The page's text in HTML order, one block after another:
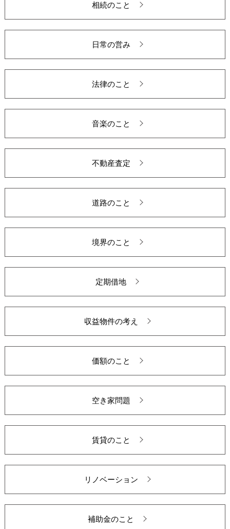
相続のこと
日常の営み
法律のこと
音楽のこと
不動産査定
道路のこと
境界のこと
定期借地
収益物件の考え
価額のこと
空き家問題
賃貸のこと
リノベーション
補助金のこと